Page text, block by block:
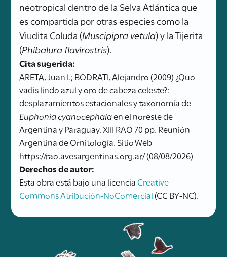
neotropical dentro de la Selva Atlántica que
es compartida por otras especies como la
Viudita Coluda (Muscipipra vetula) y la Tijerita
(Phibalura flavirostris).
Cita sugerida:
ARETA, Juan I.; BODRATI, Alejandro (2009) ¿Quo
vadis lindo azul y oro de cabeza celeste?:
desplazamientos estacionales y taxonomía de
Euphonia cyanocephalaen el noreste de
Argentina y Paraguay. XIII RAO 70 pp. Reunión
Argentina de Ornitología. Sitio Web
https://rao.avesargentinas.org.ar/ (08/08/2026)
Derechos de autor:
Esta obra está bajo una licencia Creative
Commons Atribución-NoComercial(CC BY-NC).